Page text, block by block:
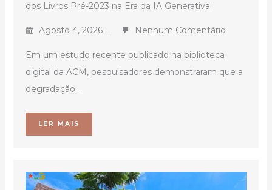
dos Livros Pré-2023 na Era da IA Generativa
Agosto 4, 2026 Nenhum Comentário
Em um estudo recente publicado na biblioteca
digital da ACM, pesquisadores demonstraram que a
degradação...
LER MAIS